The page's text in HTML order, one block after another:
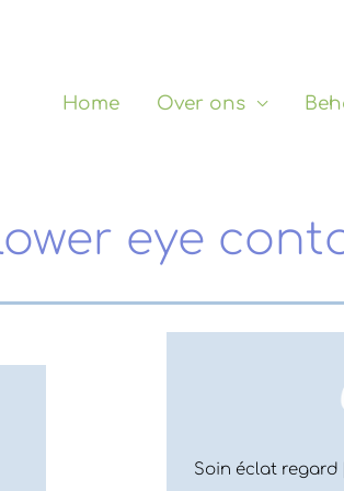
Home
Over ons
eye
Soin éclat regard